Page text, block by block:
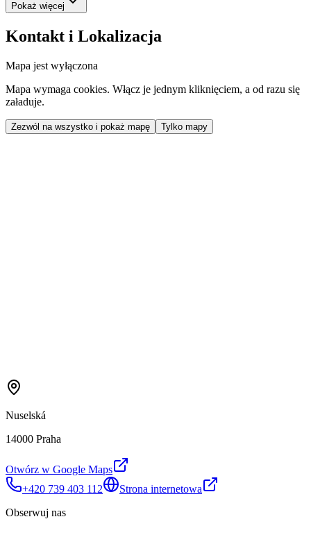
Pokaż więcej
Kontakt i Lokalizacja
Mapa jest wyłączona
Mapa wymaga cookies. Włącz je jednym kliknięciem, a od razu się
załaduje.
Zezwól na wszystko i pokaż mapę Tylko mapy
Nuselská
14000 Praha
Otwórz w Google Maps
+420 739 403 112
Strona internetowa
Obserwuj nas